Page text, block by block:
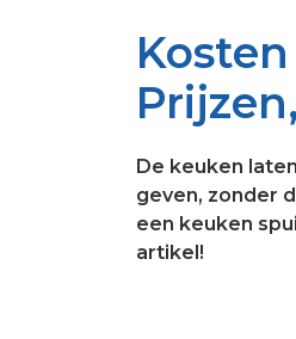
De keuken
geven, zonder
een keuken
artikel!